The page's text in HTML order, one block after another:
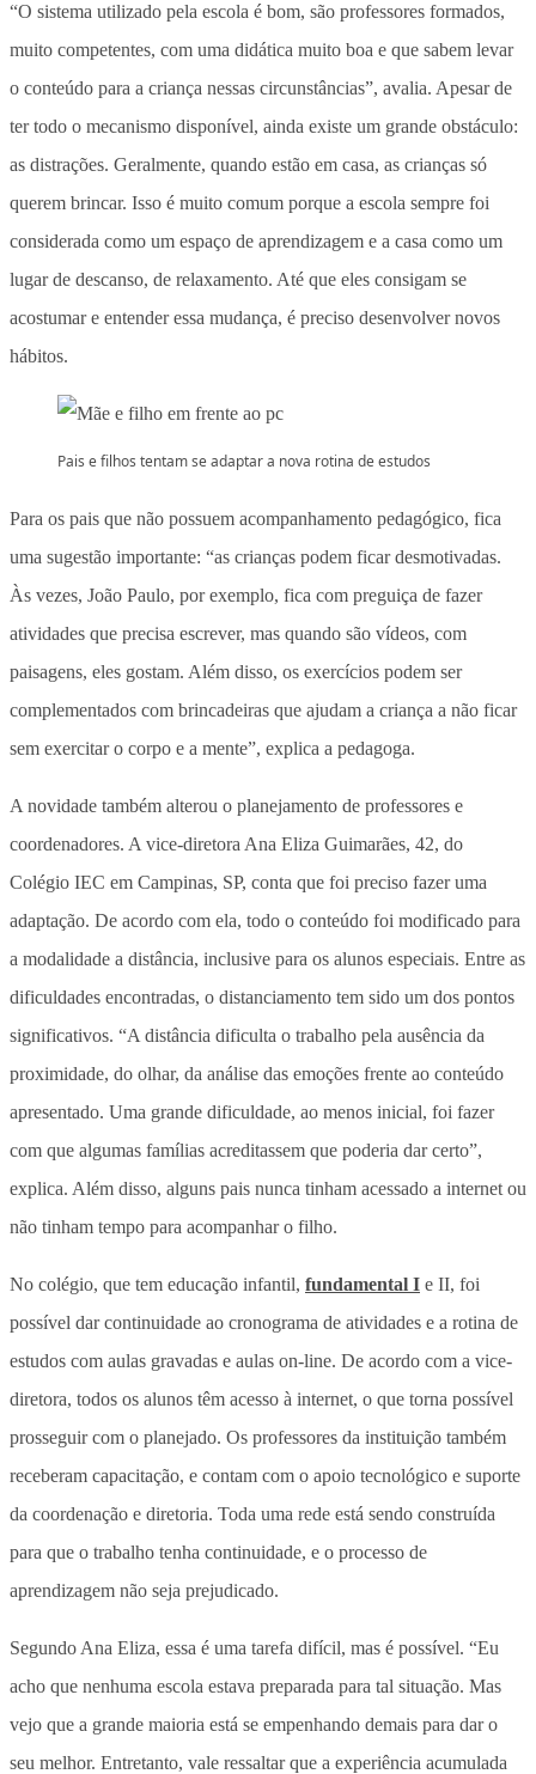
“O sistema utilizado pela escola é bom, são professores formados,
muito competentes, com uma didática muito boa e que sabem levar
o conteúdo para a criança nessas circunstâncias”, avalia. Apesar de
ter todo o mecanismo disponível, ainda existe um grande obstáculo:
as distrações. Geralmente, quando estão em casa, as crianças só
querem brincar. Isso é muito comum porque a escola sempre foi
considerada como um espaço de aprendizagem e a casa como um
lugar de descanso, de relaxamento. Até que eles consigam se
acostumar e entender essa mudança, é preciso desenvolver novos
hábitos.
Pais e filhos tentam se adaptar a nova rotina de estudos
Para os pais que não possuem acompanhamento pedagógico, fica
uma sugestão importante: “as crianças podem ficar desmotivadas.
Às vezes, João Paulo, por exemplo, fica com preguiça de fazer
atividades que precisa escrever, mas quando são vídeos, com
paisagens, eles gostam. Além disso, os exercícios podem ser
complementados com brincadeiras que ajudam a criança a não ficar
sem exercitar o corpo e a mente”, explica a pedagoga.
A novidade também alterou o planejamento de professores e
coordenadores. A vice-diretora Ana Eliza Guimarães, 42, do
Colégio IEC em Campinas, SP, conta que foi preciso fazer uma
adaptação. De acordo com ela, todo o conteúdo foi modificado para
a modalidade a distância, inclusive para os alunos especiais. Entre as
dificuldades encontradas, o distanciamento tem sido um dos pontos
significativos. “A distância dificulta o trabalho pela ausência da
proximidade, do olhar, da análise das emoções frente ao conteúdo
apresentado. Uma grande dificuldade, ao menos inicial, foi fazer
com que algumas famílias acreditassem que poderia dar certo”,
explica. Além disso, alguns pais nunca tinham acessado a internet ou
não tinham tempo para acompanhar o filho.
No colégio, que tem educação infantil, fundamental I e II, foi
possível dar continuidade ao cronograma de atividades e a rotina de
estudos com aulas gravadas e aulas on-line. De acordo com a vice-
diretora, todos os alunos têm acesso à internet, o que torna possível
prosseguir com o planejado. Os professores da instituição também
receberam capacitação, e contam com o apoio tecnológico e suporte
da coordenação e diretoria. Toda uma rede está sendo construída
para que o trabalho tenha continuidade, e o processo de
aprendizagem não seja prejudicado.
Segundo Ana Eliza, essa é uma tarefa difícil, mas é possível. “Eu
acho que nenhuma escola estava preparada para tal situação. Mas
vejo que a grande maioria está se empenhando demais para dar o
seu melhor. Entretanto, vale ressaltar que a experiência acumulada